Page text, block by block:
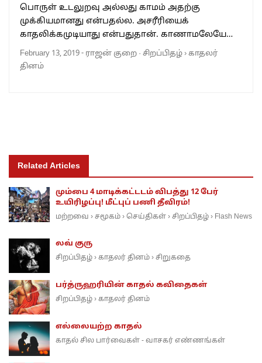
பொருள் உடலுறவு அல்லது காமம் அதற்கு
முக்கியமானது என்பதல்ல. அசரீரியைக்
காதலிக்கமுடியாது என்பதுதான். காணாமலேயே…
February 13, 2019- ராஜன் குறை · சிறப்பிதழ்›காதலர்
தினம்
Related Articles
மும்பை 4 மாடிக்கட்டடம் விபத்து 12 பேர்
உயிரிழப்பு! மீட்புப் பணி தீவிரம்!
மற்றவை › சமூகம் › செய்திகள் › சிறப்பிதழ் › Flash News
லவ் குரு
சிறப்பிதழ் › காதலர் தினம் › சிறுகதை
பர்த்ருஹரியின் காதல் கவிதைகள்
சிறப்பிதழ் › காதலர் தினம்
எல்லையற்ற காதல்
காதல் சில பார்வைகள் - வாசகர் எண்ணங்கள்